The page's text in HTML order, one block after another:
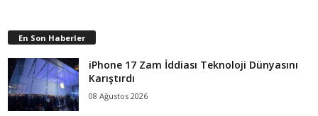
En Son Haberler
iPhone 17 Zam İddiası Teknoloji Dünyasını
Karıştırdı
08 Ağustos 2026